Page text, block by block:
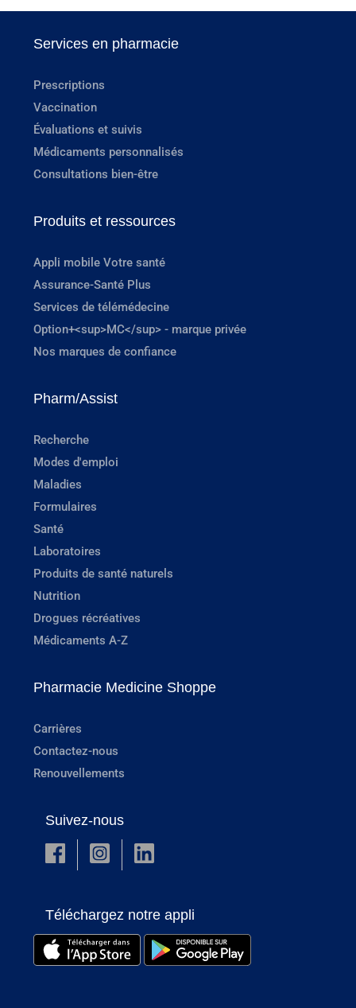
Services en pharmacie
Prescriptions
Vaccination
Évaluations et suivis
Médicaments personnalisés
Consultations bien-être
Produits et ressources
Appli mobile Votre santé
Assurance-Santé Plus
Services de télémédecine
Option+<sup>MC</sup> - marque privée
Nos marques de confiance
Pharm/Assist
Recherche
Modes d'emploi
Maladies
Formulaires
Santé
Laboratoires
Produits de santé naturels
Nutrition
Drogues récréatives
Médicaments A-Z
Pharmacie Medicine Shoppe
Carrières
Contactez-nous
Renouvellements
Suivez-nous
Téléchargez notre appli